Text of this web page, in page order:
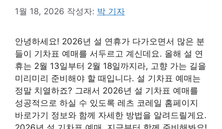
1월 18, 2026 작성자: 박 기자
안녕하세요! 2026년 설 연휴가 다가오면서 많은 분
들이 기차표 예매를 서두르고 계신데요. 올해 설 연
휴는 2월 13일부터 2월 18일까지라, 고향 가는 길을
미리미리 준비해야 할 때입니다. 설 기차표 예매는
정말 치열하죠? 그래서 2026년 설 기차표 예매를
성공적으로 하실 수 있도록 레츠 코레일 홈페이지
바로가기 정보와 함께 자세한 방법을 알려드릴게요.